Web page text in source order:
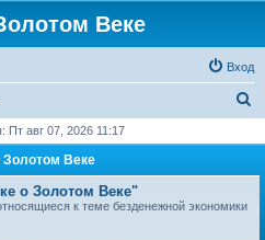
Веке
Вход
с
Пт авг 07, 2026 11:17
Золотом Веке
о Золотом Веке"
к теме безденежной экономики